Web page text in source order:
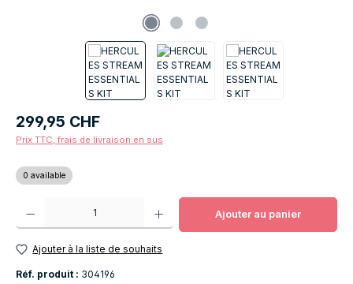
Prix régulier :
299,95 CHF
Prix TTC, frais de livraison en sus
0 available
Quantité de produit : Entrez la quantité souhaitée ou utilisez les boutons
Ajouter au panier
Ajouter à la liste de souhaits
Réf. produit : 304196